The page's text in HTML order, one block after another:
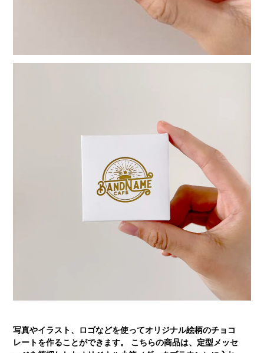
写真やイラスト、ロゴなどを使ってオリジナル絵柄のチョコ
レートを作ることができます。 こちらの商品は、定型メッセ